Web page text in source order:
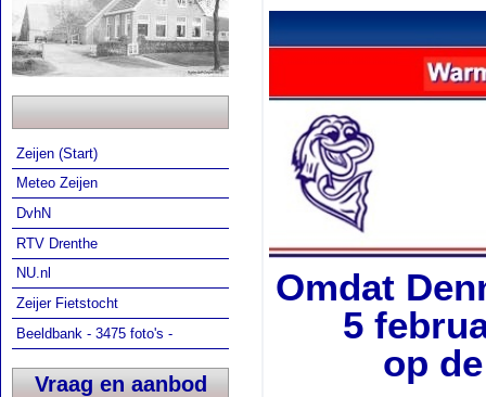
Zeijen (Start)
Meteo Zeijen
DvhN
RTV Drenthe
NU.nl
Zeijer Fietstocht
Beeldbank - 3475 foto's -
Vraag en aanbod
Omdat
5
op